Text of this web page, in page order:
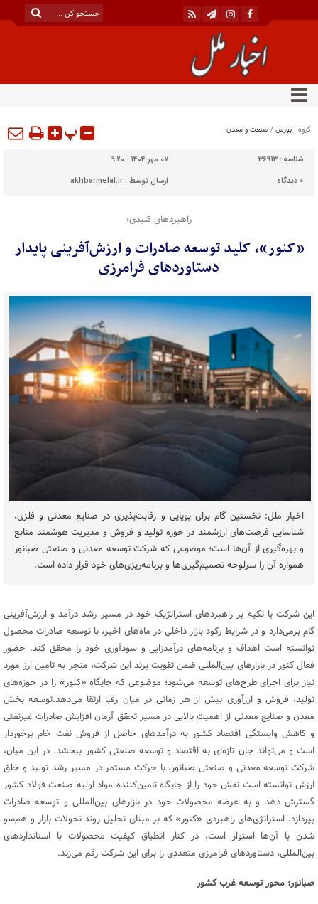
گروه : بورس/صنعت و معدن پ
شناسه : 36913
۰۷ مهر ۱۴۰۴ - ۹:۲۰
0 دیدگاه ارسال توسط :akhbarmelal.ir
راهبردهای کلیدی؛
«کنور»، کلید توسعه صادرات و ارزش‌آفرینی پایدار
دستاوردهای فرامرزی
اخبار ملل: نخستین گام برای پویایی و رقابت‌پذیری در صنایع معدنی و فلزی،
شناسایی فرصت‌های ارزشمند در حوزه تولید و فروش و مدیریت هوشمند منابع
و بهره‌گیری از آن‌ها است؛ موضوعی که شرکت توسعه معدنی و صنعتی صبانور
همواره آن را سرلوحه تصمیم‌گیری‌ها و برنامه‌ریزی‌های خود قرار داده است.
این شرکت با تکیه بر راهبردهای استراتژیک خود در مسیر رشد درآمد و ارزش‌آفرینی
گام برمی‌دارد و در شرایط رکود بازار داخلی در ماه‌های اخیر، با توسعه صادرات محصول
توانسته است اهداف و برنامه‌های درآمدزایی و سودآوری خود را محقق کند. حضور
فعال کنور در بازارهای بین‌المللی ضمن تقویت برند این شرکت، منجر به تامین ارز مورد
نیاز برای اجرای طرح‌های توسعه می‌شود؛ موضوعی که جایگاه «کنور» را در حوزه‌های
تولید، فروش و ارزآوری بیش از هر زمانی در میان رقبا ارتقا می‌دهد.توسعه بخش
معدن و صنایع معدنی از اهمیت بالایی در مسیر تحقق آرمان افزایش صادرات غیرنفتی
و کاهش وابستگی اقتصاد کشور به درآمدهای حاصل از فروش نفت خام برخوردار
است و می‌تواند جان تازه‌ای به اقتصاد و توسعه صنعتی کشور ببخشد. در این میان،
شرکت توسعه معدنی و صنعتی صبانور، با حرکت مستمر در مسیر رشد تولید و خلق
ارزش توانسته است نقش خود را از جایگاه تامین‌کننده مواد اولیه صنعت فولاد کشور
گسترش دهد و به عرضه محصولات خود در بازارهای بین‌المللی و توسعه صادرات
بپردازد. استراتژی‌های راهبردی «کنور» که بر مبنای تحلیل روند تحولات بازار و هم‌سو
شدن با آن‌ها استوار است، در کنار انطباق کیفیت محصولات با استانداردهای
بین‌المللی، دستاوردهای فرامرزی متعددی را برای این شرکت رقم می‌زند.
صبانور؛ محور توسعه غرب کشور